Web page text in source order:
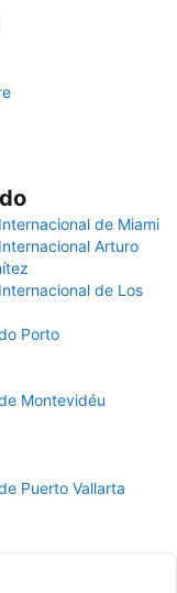
de Miami
Arturo
de Los
Porto
Montevidéu
Puerto Vallarta